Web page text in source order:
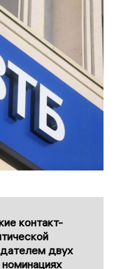
контакт-
двух